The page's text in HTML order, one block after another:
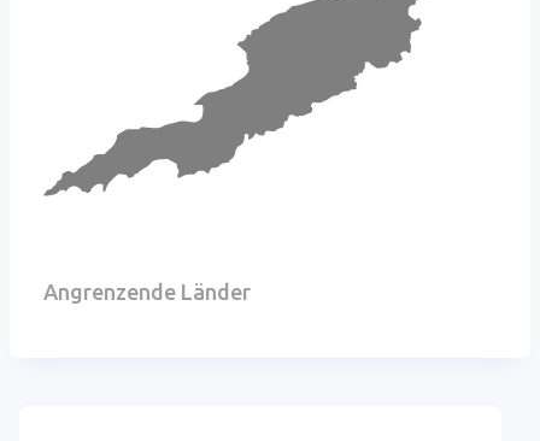
Angrenzende Länder